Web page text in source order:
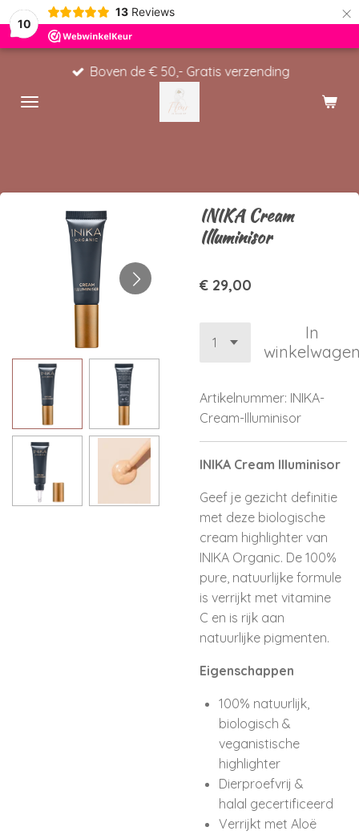
10
13 Reviews ×
Boven de € 50,- Gratis verzending
INIKA Cream
Illuminisor
€ 29,00
In
Artikelnummer: INIKA-
Cream-Illuminisor
INIKA Cream Illuminisor
Geef je gezicht definitie
met deze biologische
cream highlighter van
INIKA Organic. De 100%
pure, natuurlijke formule
is verrijkt met vitamine
C en is rijk aan
natuurlijke pigmenten.
Eigenschappen
100% natuurlijk,
biologisch &
veganistische
highlighter
Dierproefvrij &
halal gecertificeerd
Verrijkt met Aloë